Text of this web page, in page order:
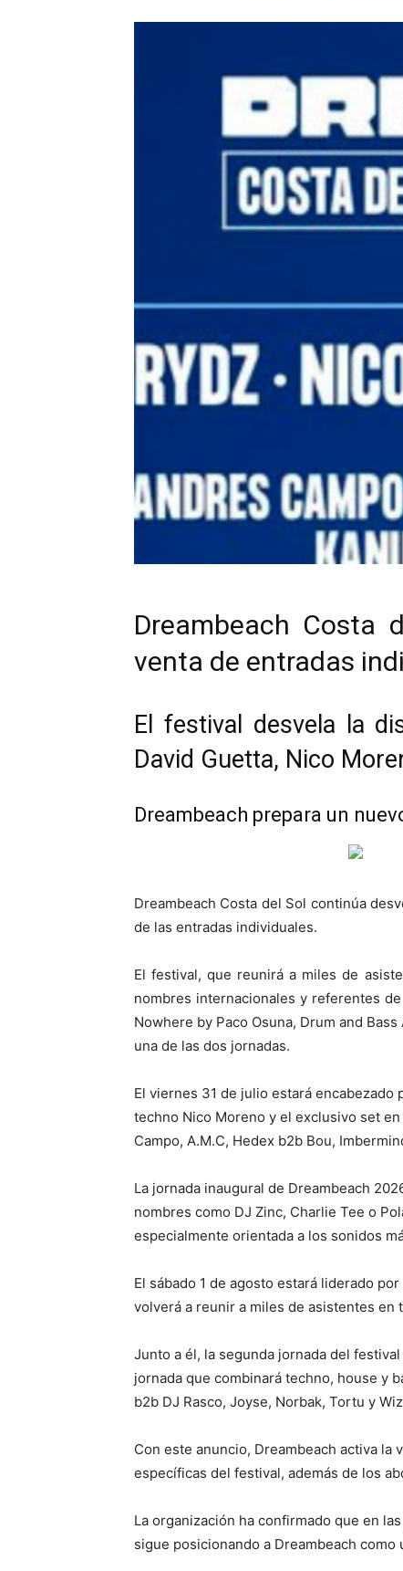
Dreambeach Costa
venta de entradas
El festival desvela la
David Guetta, Nico
Dreambeach prepara un
Dreambeach Costa del Sol continúa
de las entradas individuales.
El festival, que reunirá a miles de
nombres internacionales y referentes
Nowhere by Paco Osuna, Drum and
una de las dos jornadas.
El viernes 31 de julio estará
techno Nico Moreno y el exclusivo set
Campo, A.M.C, Hedex b2b Bou,
La jornada inaugural de Dreambeach
nombres como DJ Zinc, Charlie Tee o
especialmente orientada a los sonidos
El sábado 1 de agosto estará liderado
volverá a reunir a miles de asistentes
Junto a él, la segunda jornada del
jornada que combinará techno, house y
b2b DJ Rasco, Joyse, Norbak, Tortu y
Con este anuncio, Dreambeach activa
específicas del festival, además de los
La organización ha confirmado que en
sigue posicionando a Dreambeach